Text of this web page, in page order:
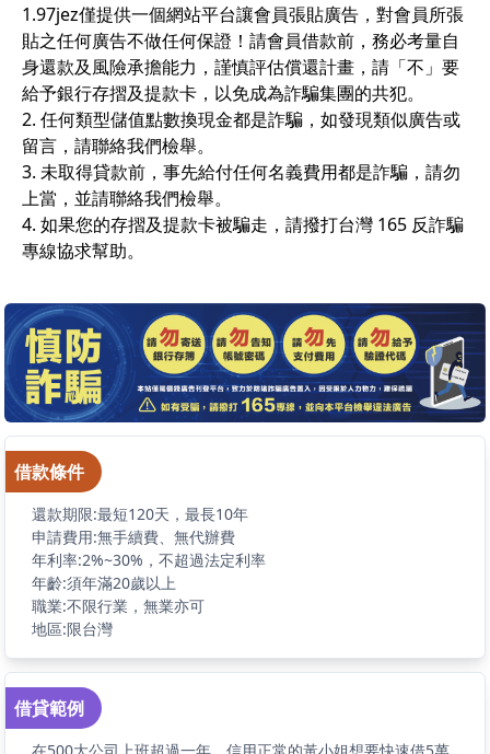
1.97jez僅提供一個網站平台讓會員張貼廣告，對會員所張
貼之任何廣告不做任何保證！請會員借款前，務必考量自
身還款及風險承擔能力，謹慎評估償還計畫，請「不」要
給予銀行存摺及提款卡，以免成為詐騙集團的共犯。
2. 任何類型儲值點數換現金都是詐騙，如發現類似廣告或
留言，請聯絡我們檢舉。
3. 未取得貸款前，事先給付任何名義費用都是詐騙，請勿
上當，並請聯絡我們檢舉。
4. 如果您的存摺及提款卡被騙走，請撥打台灣 165 反詐騙
專線協求幫助。
借款條件
還款期限:最短120天，最長10年
申請費用:無手續費、無代辦費
年利率:2%~30%，不超過法定利率
年齡:須年滿20歲以上
職業:不限行業，無業亦可
地區:限台灣
借貸範例